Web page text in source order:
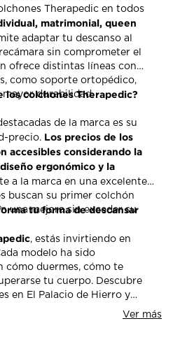
Therapedic en todos
matrimonial, queen
adaptar tu descanso al
sin comprometer el
ofrece distintas líneas con
como soporte ortopédico,
durabilidad.
los colchones Therapedic?
de la marca es su
precio. Los precios de los
accesibles considerando la
ergonómico y la
a la marca en una excelente
buscan su primer colchón
una mejora sin exceder su
tu forma de descansar
, estás invirtiendo en
modelo ha sido
cómo duermes, cómo te
tu cuerpo. Descubre
en El Palacio de Hierro y
está transformando el
Ver más